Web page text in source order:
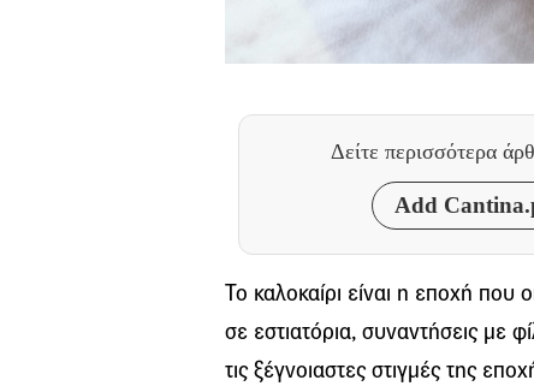
Δείτε περισσότερα
Add
Το καλοκαίρι είναι η εποχή που
σε εστιατόρια, συναντήσεις με
τις ξέγνοιαστες στιγμές της